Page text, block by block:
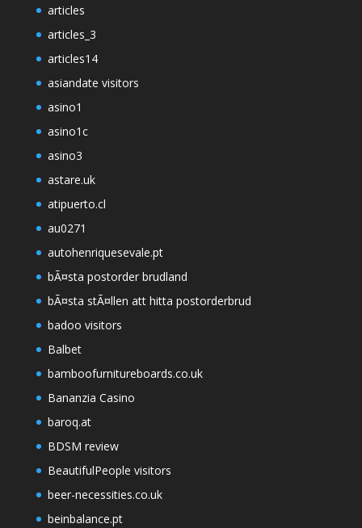
articles
articles_3
articles14
asiandate visitors
asino1
asino1c
asino3
astare.uk
atipuerto.cl
au0271
autohenriquesevale.pt
bÃ¤sta postorder brudland
bÃ¤sta stÃ¤llen att hitta postorderbrud
badoo visitors
Balbet
bamboofurnitureboards.co.uk
Bananzia Casino
baroq.at
BDSM review
BeautifulPeople visitors
beer-necessities.co.uk
beinbalance.pt